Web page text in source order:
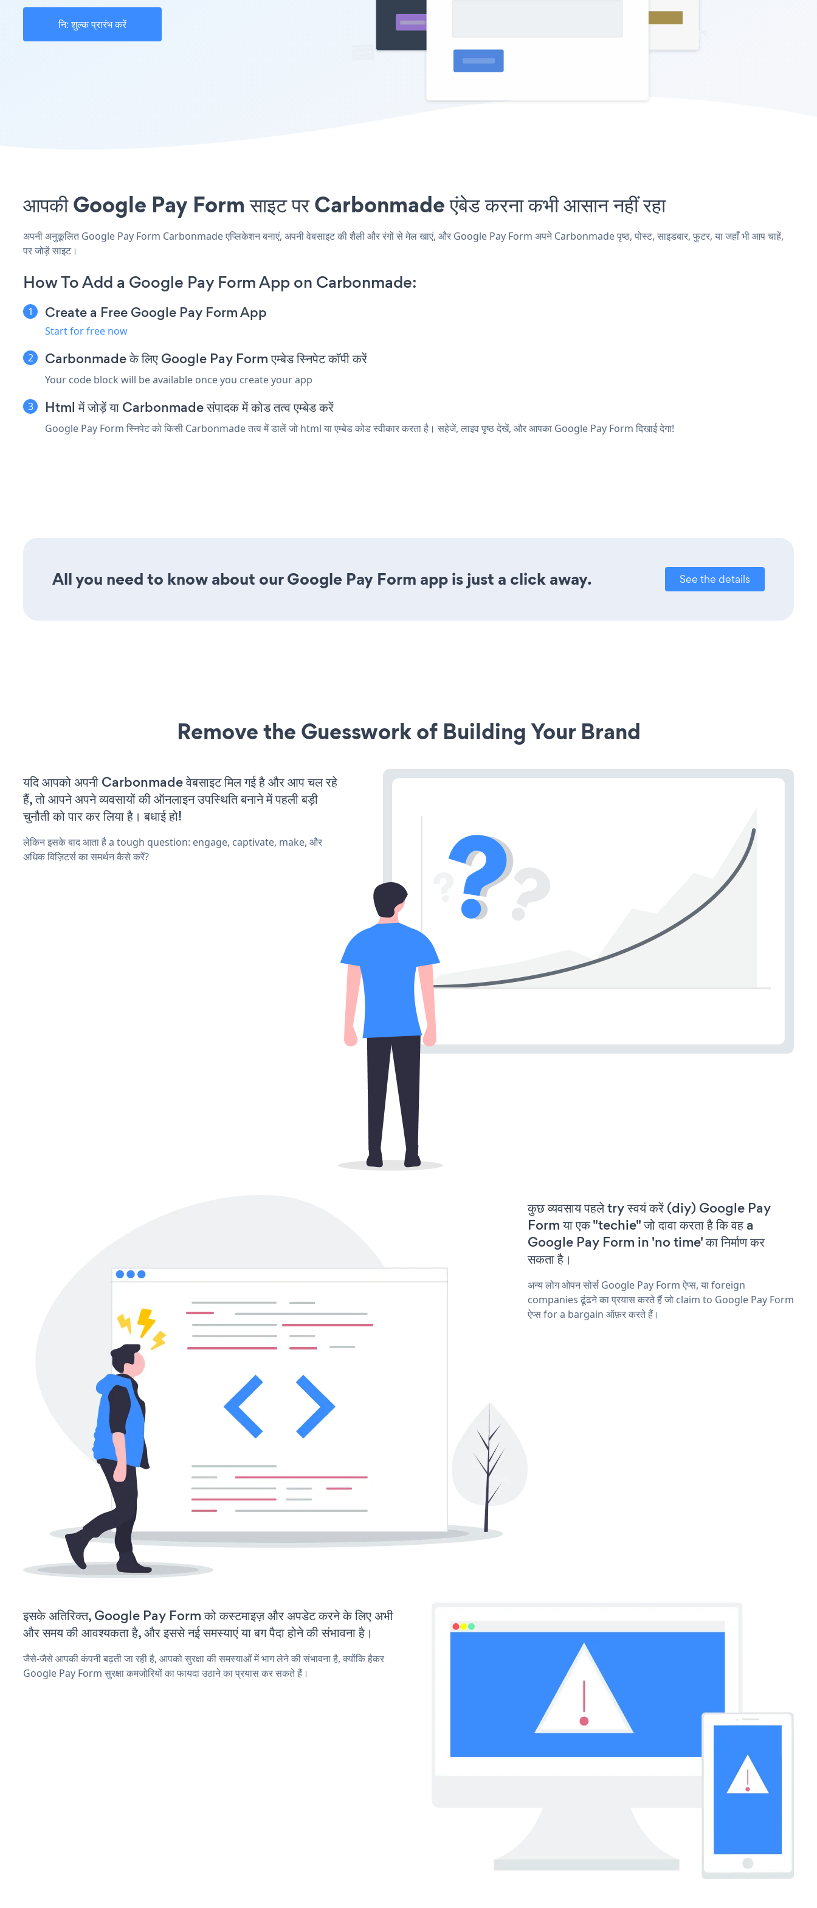
नि: शुल्क प्रारंभ करें
आपकी Google Pay Form साइट पर Carbonmade एंबेड करना कभी आसान नहीं रहा
अपनी अनुकूलित Google Pay Form Carbonmade एप्लिकेशन बनाएं, अपनी वेबसाइट की शैली और रंगों से मेल खाएं, और Google Pay Form अपने Carbonmade पृष्ठ, पोस्ट, साइडबार, फुटर, या जहाँ भी आप चाहें,
पर जोड़ें साइट।
How To Add a Google Pay Form App on Carbonmade:
Create a Free Google Pay Form App
Start for free now
Carbonmade के लिए Google Pay Form एम्बेड स्निपेट कॉपी करें
Your code block will be available once you create your app
Html में जोड़ें या Carbonmade संपादक में कोड तत्व एम्बेड करें
Google Pay Form स्निपेट को किसी Carbonmade तत्व में डालें जो html या एम्बेड कोड स्वीकार करता है। सहेजें, लाइव पृष्ठ देखें, और आपका Google Pay Form दिखाई देगा!
All you need to know about our Google Pay Form app is just a click away. See the details
Remove the Guesswork of Building Your Brand
यदि आपको अपनी Carbonmade वेबसाइट मिल गई है और आप चल रहे
हैं, तो आपने अपने व्यवसायों की ऑनलाइन उपस्थिति बनाने में पहली बड़ी
चुनौती को पार कर लिया है। बधाई हो!
लेकिन इसके बाद आता है a tough question: engage, captivate, make, और
अधिक विज़िटर्स का समर्थन कैसे करें?
कुछ व्यवसाय पहले try स्वयं करें (diy) Google Pay
Form या एक "techie" जो दावा करता है कि वह a
Google Pay Form in 'no time' का निर्माण कर
सकता है।
अन्य लोग ओपन सोर्स Google Pay Form ऐप्स, या foreign
companies ढूंढने का प्रयास करते हैं जो claim to Google Pay Form
ऐप्स for a bargain ऑफ़र करते हैं।
इसके अतिरिक्त, Google Pay Form को कस्टमाइज़ और अपडेट करने के लिए अभी
और समय की आवश्यकता है, और इससे नई समस्याएं या बग पैदा होने की संभावना है।
जैसे-जैसे आपकी कंपनी बढ़ती जा रही है, आपको सुरक्षा की समस्याओं में भाग लेने की संभावना है, क्योंकि हैकर
Google Pay Form सुरक्षा कमजोरियों का फायदा उठाने का प्रयास कर सकते हैं।